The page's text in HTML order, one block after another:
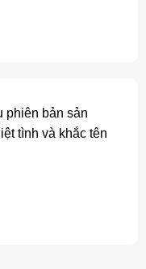
phiên bản sản
tình và khắc tên